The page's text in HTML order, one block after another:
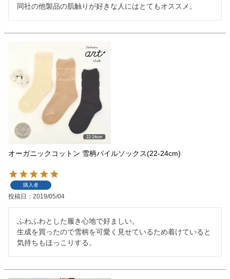
同社の他製品の肌触りが好きな人にはとてもオススメ。
オーガニックコットン 雪柄パイルソックス(22-24cm)
購入者
投稿日 2019/05/04
ふわふわとした履き心地で好ましい。
生成を買ったので雪柄を可愛く見せているため着けていると
気持ちもほっこりする。